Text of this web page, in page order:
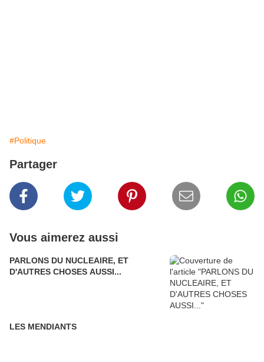
#Politique
Partager
Vous aimerez aussi
PARLONS DU NUCLEAIRE, ET
D'AUTRES CHOSES AUSSI...
LES MENDIANTS